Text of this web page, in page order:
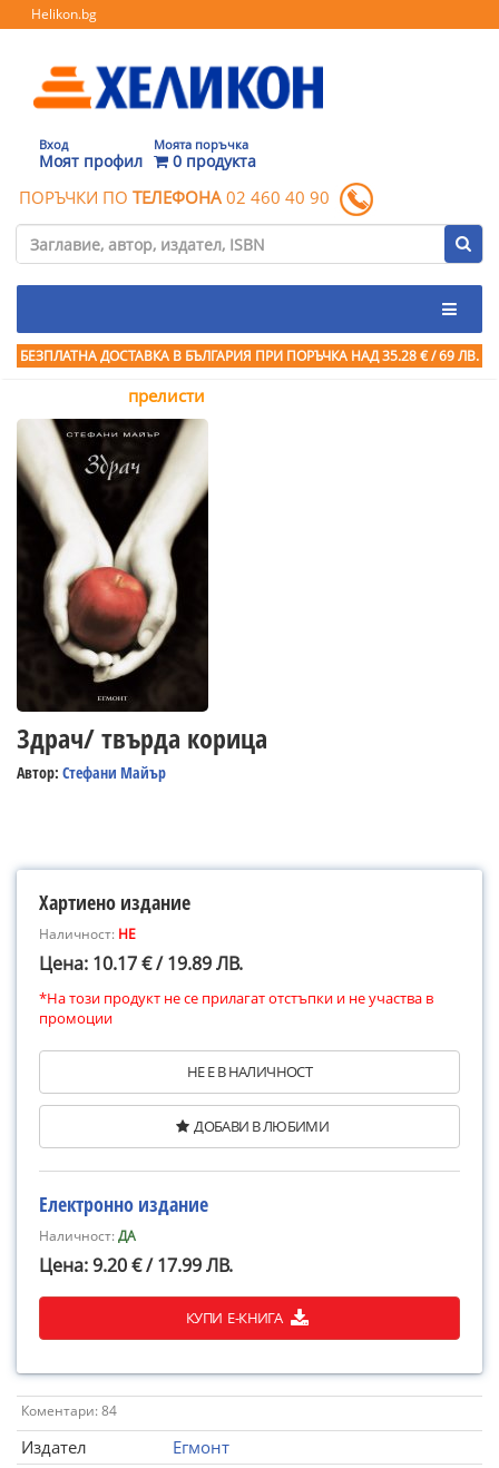
Helikon.bg
Вход
Моят профил
Моята поръчка
0 продукта
ПОРЪЧКИ ПО ТЕЛЕФОНА 02 460 40 90
БЕЗПЛАТНА ДОСТАВКА В БЪЛГАРИЯ ПРИ ПОРЪЧКА НАД 35.28 € / 69 ЛВ.
прелисти
Здрач/ твърда корица
Автор: Стефани Майър
Хартиено издание
Наличност: НЕ
Цена: 10.17 € / 19.89 ЛВ.
*На този продукт не се прилагат отстъпки и не участва в
промоции
НЕ Е В НАЛИЧНОСТ
ДОБАВИ В ЛЮБИМИ
Електронно издание
Наличност:ДА
Цена: 9.20 € / 17.99 ЛВ.
КУПИ Е-КНИГА
Коментари: 84
Издател
Егмонт